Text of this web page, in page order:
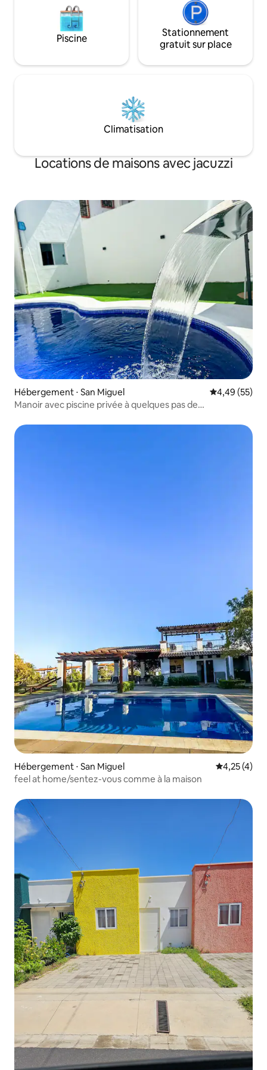
Piscine
Stationnement
gratuit sur place
Climatisation
Locations de maisons avec jacuzzi
Hébergement ⋅ San Miguel Évaluation
4,49 (55)
Manoir avec piscine privée à quelques pas de
Hébergement ⋅ San Miguel Évaluation
4,25 (4)
feel at home/sentez-vous comme à la maison